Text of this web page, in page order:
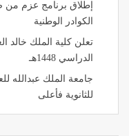
إطلاق برنامج عزم من
الكوادر الوطنية
تعلن كلية الملك خالد
الدراسي 1448هـ
جامعة الملك عبدالله
للثانوية فأعلى